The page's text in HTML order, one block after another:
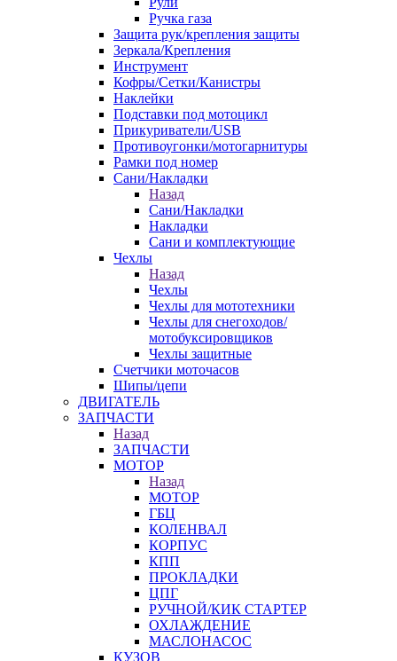
Ручка газа
Защита рук/крепления защиты
Зеркала/Крепления
Инструмент
Кофры/Сетки/Канистры
Наклейки
Подставки под мотоцикл
Прикуриватели/USB
Противоугонки/мотогарнитуры
Рамки под номер
Сани/Накладки
Назад
Сани/Накладки
Накладки
Сани и комплектующие
Чехлы
Назад
Чехлы
Чехлы для мототехники
Чехлы для снегоходов/
мотобуксировщиков
Чехлы защитные
Счетчики моточасов
Шипы/цепи
ДВИГАТЕЛЬ
ЗАПЧАСТИ
Назад
ЗАПЧАСТИ
МОТОР
Назад
МОТОР
ГБЦ
КОЛЕНВАЛ
КОРПУС
КПП
ПРОКЛАДКИ
ЦПГ
РУЧНОЙ/КИК СТАРТЕР
ОХЛАЖДЕНИЕ
МАСЛОНАСОС
КУЗОВ